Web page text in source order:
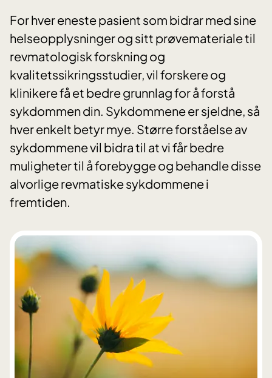
For hver eneste pasient som bidrar med sine
helseopplysninger og sitt prøvemateriale til
revmatologisk forskning og
kvalitetssikringsstudier, vil forskere og
klinikere få et bedre grunnlag for å forstå
sykdommen din. Sykdommene er sjeldne, så
hver enkelt betyr mye. Større forståelse av
sykdommene vil bidra til at vi får bedre
muligheter til å forebygge og behandle disse
alvorlige revmatiske sykdommene i
fremtiden.